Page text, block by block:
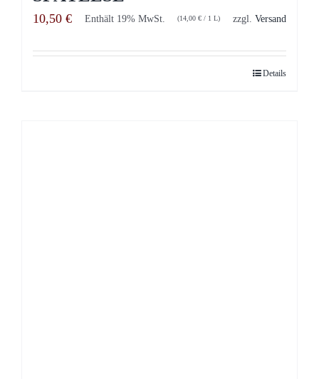
10,50 € Enthält 19% MwSt. (14,00€ / 1 L) zzgl. Versand
Details